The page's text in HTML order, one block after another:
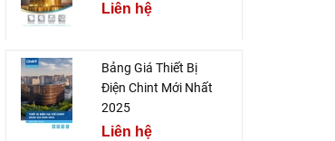
Liên hệ
Bảng Giá Thiết Bị
Điện Chint Mới Nhất
2025
Liên hệ